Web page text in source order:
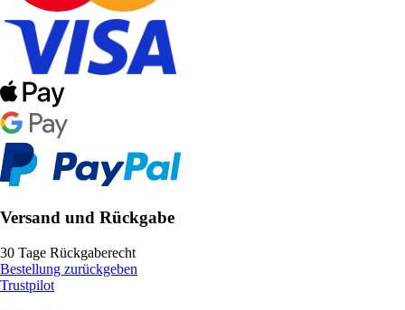
Versand und Rückgabe
30 Tage Rückgaberecht
Bestellung zurückgeben
Trustpilot